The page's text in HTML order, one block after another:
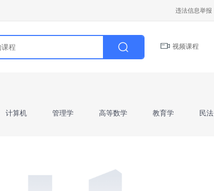
违法信息举报
视频课程
计算机 管理学 高等数学 教育学 民法
西方经济学 微观经济学